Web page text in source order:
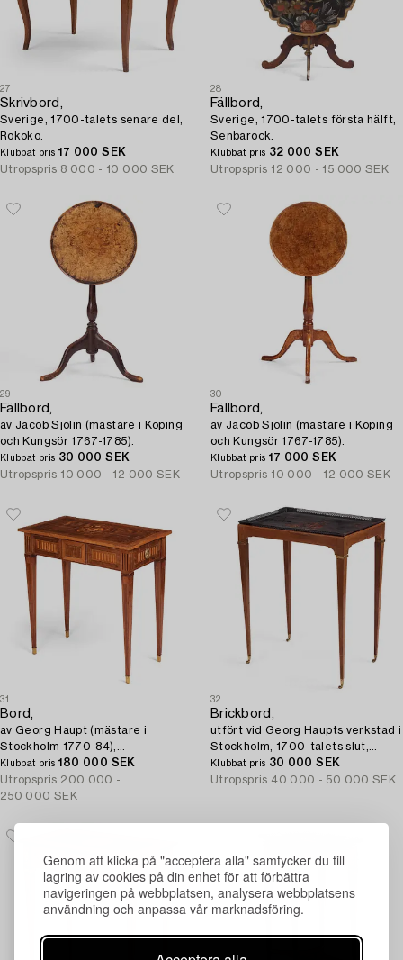
Genom att klicka på "acceptera alla" samtycker du till
lagring av cookies på din enhet för att förbättra
navigeringen på webbplatsen, analysera webbplatsens
användning och anpassa vår marknadsföring.
27
Skrivbord,
Sverige, 1700-talets senare del,
Rokoko.
Klubbat pris 17 000 SEK
Utropspris 8 000 - 10 000 SEK
28
Fällbord,
Sverige, 1700-talets första hälft,
Senbarock.
Klubbat pris 32 000 SEK
Utropspris 12 000 - 15 000 SEK
29
Fällbord,
av Jacob Sjölin (mästare i Köping
och Kungsör 1767-1785).
Klubbat pris 30 000 SEK
Utropspris 10 000 - 12 000 SEK
30
Fällbord,
av Jacob Sjölin (mästare i Köping
och Kungsör 1767-1785).
Klubbat pris 17 000 SEK
Utropspris 10 000 - 12 000 SEK
31
Bord,
av Georg Haupt (mästare i
Stockholm 1770-84),
Gustavianskt.
Klubbat pris 180 000 SEK
Utropspris 200 000 -
250 000 SEK
32
Brickbord,
utfört vid Georg Haupts verkstad i
Stockholm, 1700-talets slut,
Sengustavianskt.
Klubbat pris 30 000 SEK
Utropspris 40 000 - 50 000 SEK